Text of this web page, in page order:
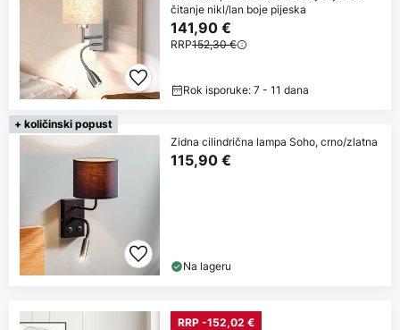
čitanje nikl/lan boje pijeska
141,90 €
RRP152,30 €
Rok isporuke: 7 - 11 dana
+ količinski popust
Zidna cilindrična lampa Soho, crno/zlatna
115,90 €
Na lageru
RRP -152,02 €